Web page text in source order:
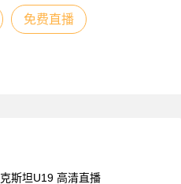
免费直播
斯坦U19 高清直播